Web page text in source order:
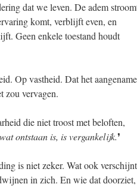
dat we leven. De adem
komt, verblijft even, en
Geen enkele toestand houdt
Op vastheid. Dat het aangename
zou vervagen.
die niet troost met beloften,
ontstaan is, is vergankelijk.❜
is niet zeker. Wat ook verschijnt
in zich. En wie dat doorziet,